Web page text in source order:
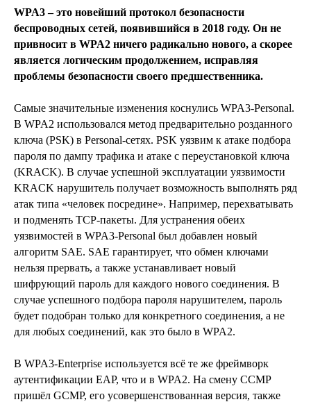
WPA3 – это новейший протокол безопасности
беспроводных сетей, появившийся в 2018 году. Он не
привносит в WPA2 ничего радикально нового, а скорее
является логическим продолжением, исправляя
проблемы безопасности своего предшественника.
Самые значительные изменения коснулись WPA3-Personal.
В WPA2 использовался метод предварительно розданного
ключа (PSK) в Personal-сетях. PSK уязвим к атаке подбора
пароля по дампу трафика и атаке с переустановкой ключа
(KRACK). В случае успешной эксплуатации уязвимости
KRACK нарушитель получает возможность выполнять ряд
атак типа «человек посредине». Например, перехватывать
и подменять TCP-пакеты. Для устранения обеих
уязвимостей в WPA3-Personal был добавлен новый
алгоритм SAE. SAE гарантирует, что обмен ключами
нельзя прервать, а также устанавливает новый
шифрующий пароль для каждого нового соединения. В
случае успешного подбора пароля нарушителем, пароль
будет подобран только для конкретного соединения, а не
для любых соединений, как это было в WPA2.
В WPA3-Enterprise используется всё те же фреймворк
аутентификации EAP, что и в WPA2. На смену CCMP
пришёл GCMP, его усовершенствованная версия, также